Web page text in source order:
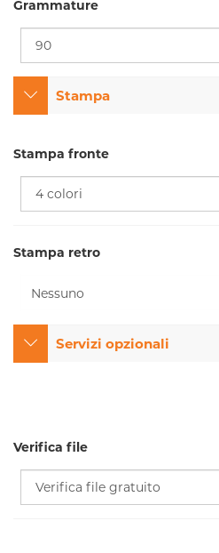
Grammature
Stampa
Stampa fronte
Stampa retro
Servizi opzionali
Verifica file